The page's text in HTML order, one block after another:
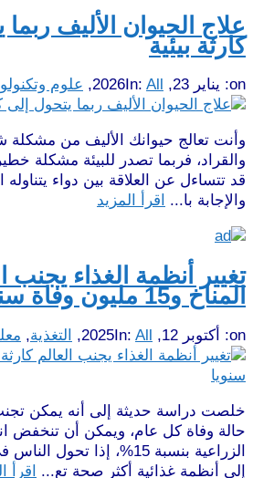
علاج الحيوان الأليف
كارثة بيئية
on: يناير 23, 2026 In: All
, علوم
وأنت تعالج حيوانك الأليف من مشكلة
والقراد، فربما تصدر للبيئة مشكلة
قد تتساءل عن العلاقة بين دواء يتناوله
والإجابة با...
اقرأ المزيد
تغيير أنظمة الغذاء يجنب
المناخ و15 مليون وفاة سنويا
on: أكتوبر 12, 2025 In: All
, التغذية,
حالة وفاة كل عام، ويمكن أن تنخفض
الزراعية بنسبة 15%، إذا
إلى أنظمة غذائية أكثر صحة تع...
اقرأ